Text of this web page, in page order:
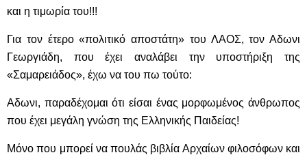
και η τιμωρία του!!!
Για τον έτερο «πολιτικό αποστάτη» του ΛΑΟΣ, τον Αδωνι
Γεωργιάδη, που έχει αναλάβει την υποστήριξη της
«Σαμαρειάδος», έχω να του πω τούτο:
Αδωνι, παραδέχομαι ότι είσαι ένας μορφωμένος άνθρωπος
που έχει μεγάλη γνώση της Ελληνικής Παιδείας!
Μόνο που μπορεί να πουλάς βιβλία Αρχαίων φιλοσόφων και